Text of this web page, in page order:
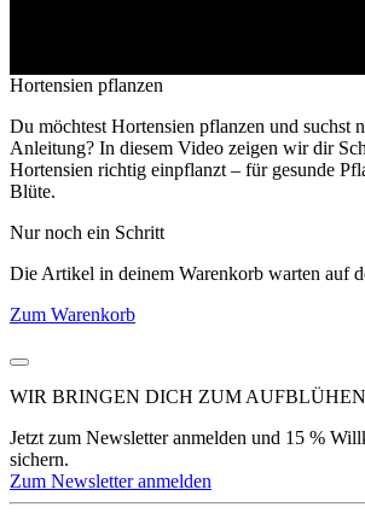
Hortensien pflanzen
Du möchtest Hortensien pflanzen und suchst
Anleitung? In diesem Video zeigen wir dir
Hortensien richtig einpflanzt – für gesunde
Blüte.
Nur noch ein Schritt
Die Artikel in deinem Warenkorb warten auf
Zum Warenkorb
WIR BRINGEN DICH ZUMAUFBLÜHEN
Jetzt zum Newsletter anmelden und 15 %
sichern.
Zum Newsletter anmelden